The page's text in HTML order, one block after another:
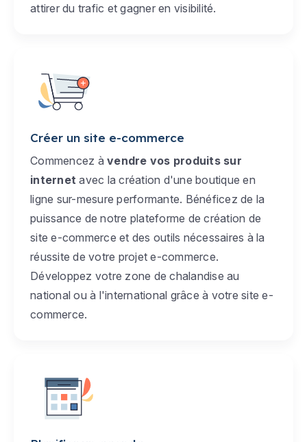
attirer du trafic et gagner en visibilité.
Créer un site e-commerce
Commencez à vendre vos produits sur
internet avec la création d'une boutique en
ligne sur-mesure performante. Bénéficez de la
puissance de notre plateforme de création de
site e-commerce et des outils nécessaires à la
réussite de votre projet e-commerce.
Développez votre zone de chalandise au
national ou à l'international grâce à votre site e-
commerce.